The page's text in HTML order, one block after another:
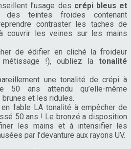
l’usage des crépi bleus et
teintes froides contenant
contraster les taches de
couvrir les veines sur les mains
de édifier en cliché la froideur
!), oubliez la tonalité
une tonalité de crépi à
50 ans attendu qu’elle-même
et les ridules.
en fable LA tonalité à empêcher de
50 ans ! Le bronzé a disposition
les mains et à intensifier les
par l’devanture aux rayons UV.